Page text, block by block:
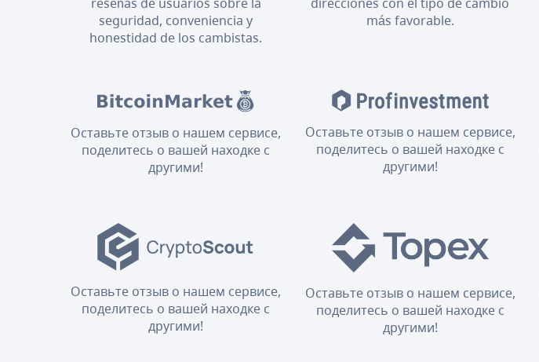
seguridad, conveniencia y
honestidad de los cambistas.
más favorable.
Оставьте отзыв о нашем сервисе,
поделитесь о вашей находке с
другими!
Оставьте отзыв о нашем сервисе,
поделитесь о вашей находке с
другими!
Оставьте отзыв о нашем сервисе,
поделитесь о вашей находке с
другими!
Оставьте отзыв о нашем сервисе,
поделитесь о вашей находке с
другими!